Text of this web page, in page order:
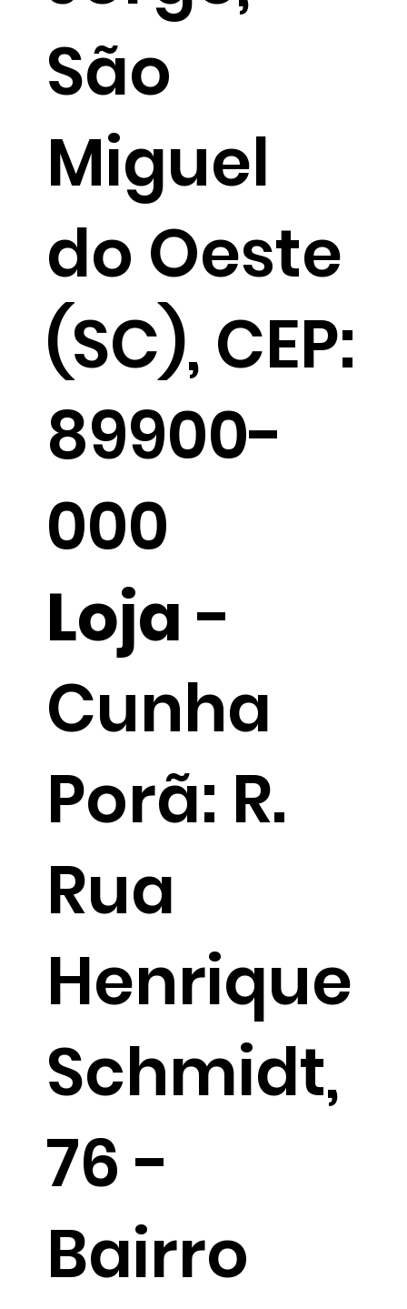
São
Miguel
do Oeste
(SC), CEP:
89900-
000
Loja-
Cunha
Porã: R.
Rua
Henrique
Schmidt,
76 -
Bairro